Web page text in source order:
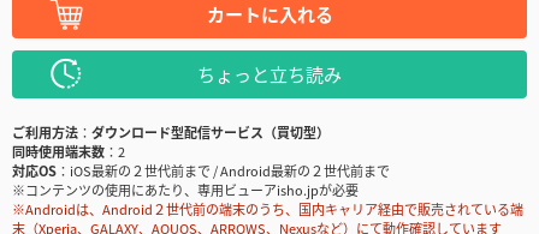
カートに入れる
ちょっと立ち読み
ご利用方法
ダウンロード型配信サービス（買切型）
同時使用端末数
2
対応OS
iOS最新の２世代前まで / Android最新の２世代前まで
※コンテンツの使用にあたり、専用ビューアisho.jpが必要
※Androidは、Android２世代前の端末のうち、国内キャリア経由で販売されている端
末（Xperia、GALAXY、AQUOS、ARROWS、Nexusなど）にて動作確認しています